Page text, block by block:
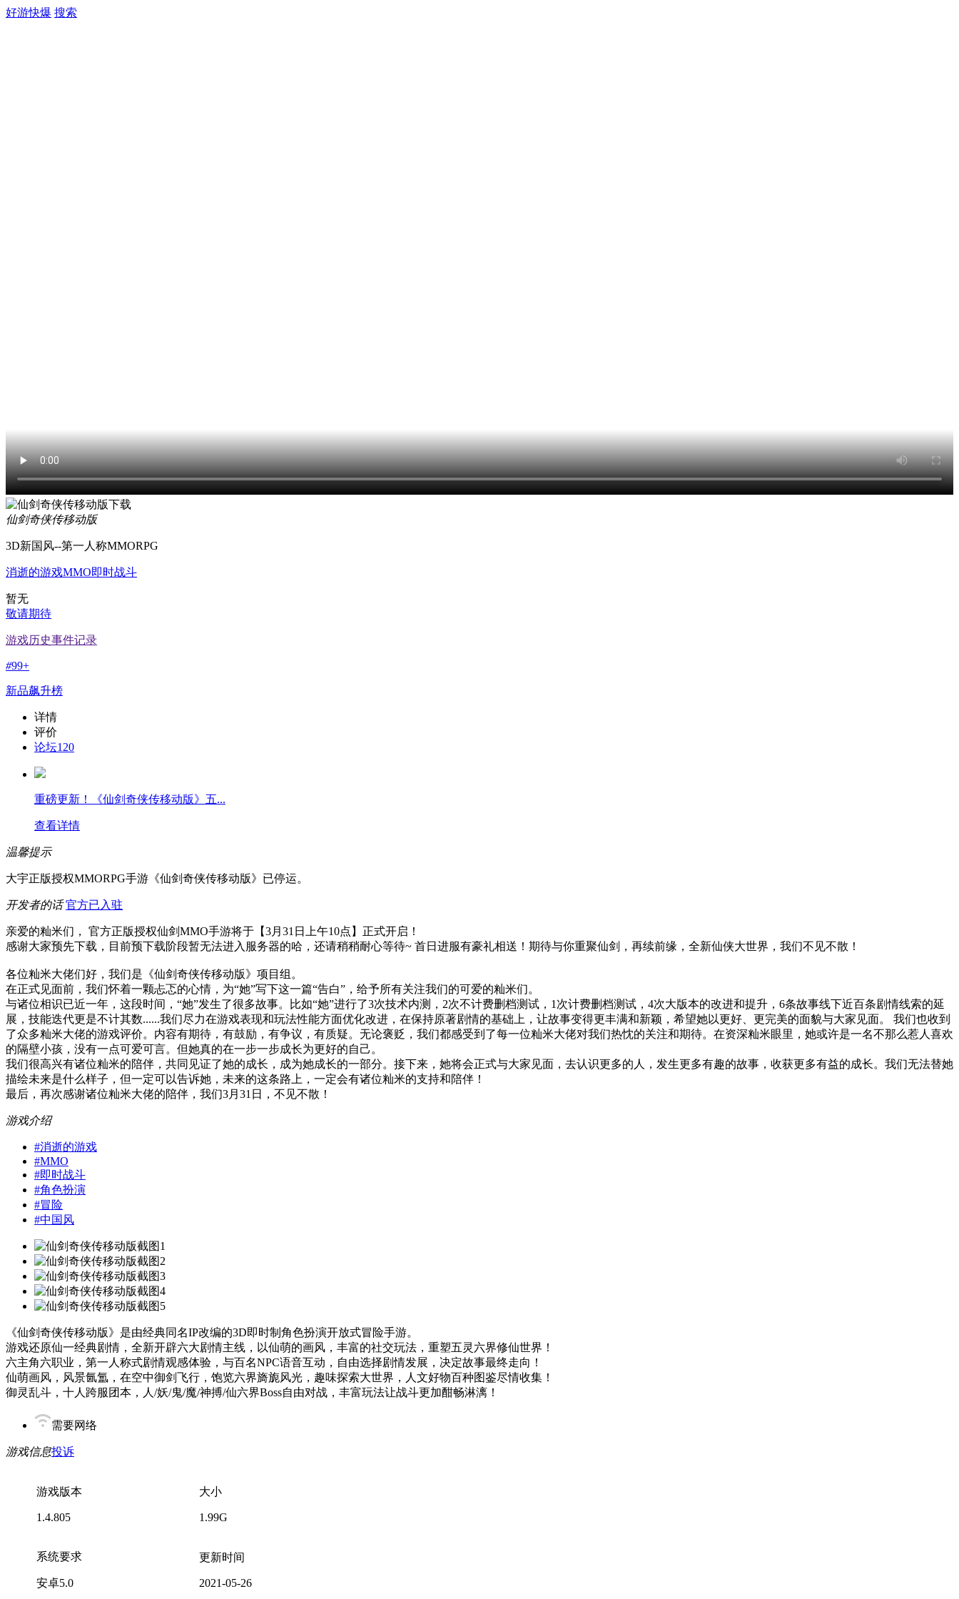
好游快爆 搜索
仙剑奇侠传移动版
3D新国风--第一人称MMORPG
消逝的游戏MMO即时战斗
暂无
敬请期待
游戏历史事件记录
#99+
新品飙升榜
详情
评价
论坛120
重磅更新！《仙剑奇侠传移动版》五...
查看详情
温馨提示
大宇正版授权MMORPG手游《仙剑奇侠传移动版》已停运。
开发者的话 官方已入驻
亲爱的籼米们， 官方正版授权仙剑MMO手游将于【3月31日上午10点】正式开启！
感谢大家预先下载，目前预下载阶段暂无法进入服务器的哈，还请稍稍耐心等待~ 首日进服有豪礼相送！期待与你重聚仙剑，再续前缘，全新仙侠大世界，我们不见不散！
各位籼米大佬们好，我们是《仙剑奇侠传移动版》项目组。
在正式见面前，我们怀着一颗忐忑的心情，为“她”写下这一篇“告白”，给予所有关注我们的可爱的籼米们。
与诸位相识已近一年，这段时间，“她”发生了很多故事。比如“她”进行了3次技术内测，2次不计费删档测试，1次计费删档测试，4次大版本的改进和提升，6条故事线下近百条剧情线索的延
展，技能迭代更是不计其数......我们尽力在游戏表现和玩法性能方面优化改进，在保持原著剧情的基础上，让故事变得更丰满和新颖，希望她以更好、更完美的面貌与大家见面。 我们也收到
了众多籼米大佬的游戏评价。内容有期待，有鼓励，有争议，有质疑。无论褒贬，我们都感受到了每一位籼米大佬对我们热忱的关注和期待。在资深籼米眼里，她或许是一名不那么惹人喜欢
的隔壁小孩，没有一点可爱可言。但她真的在一步一步成长为更好的自己。
我们很高兴有诸位籼米的陪伴，共同见证了她的成长，成为她成长的一部分。接下来，她将会正式与大家见面，去认识更多的人，发生更多有趣的故事，收获更多有益的成长。我们无法替她
描绘未来是什么样子，但一定可以告诉她，未来的这条路上，一定会有诸位籼米的支持和陪伴！
最后，再次感谢诸位籼米大佬的陪伴，我们3月31日，不见不散！
游戏介绍
#消逝的游戏
#MMO
#即时战斗
#角色扮演
#冒险
#中国风
《仙剑奇侠传移动版》是由经典同名IP改编的3D即时制角色扮演开放式冒险手游。
游戏还原仙一经典剧情，全新开辟六大剧情主线，以仙萌的画风，丰富的社交玩法，重塑五灵六界修仙世界！
六主角六职业，第一人称式剧情观感体验，与百名NPC语音互动，自由选择剧情发展，决定故事最终走向！
仙萌画风，风景氤氲，在空中御剑飞行，饱览六界旖旎风光，趣味探索大世界，人文好物百种图鉴尽情收集！
御灵乱斗，十人跨服团本，人/妖/鬼/魔/神搏/仙六界Boss自由对战，丰富玩法让战斗更加酣畅淋漓！
需要网络
游戏信息投诉
游戏版本
1.4.805
大小
1.99G
系统要求
安卓5.0
更新时间
2021-05-26